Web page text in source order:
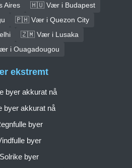
Aires
🇭🇺 Vær i Budapest
🇵🇭 Vær i Quezon City
🇿🇲 Vær i Lusaka
i Ouagadougou
ekstremt
byer akkurat nå
byer akkurat nå
byer
byer
Solrike byer